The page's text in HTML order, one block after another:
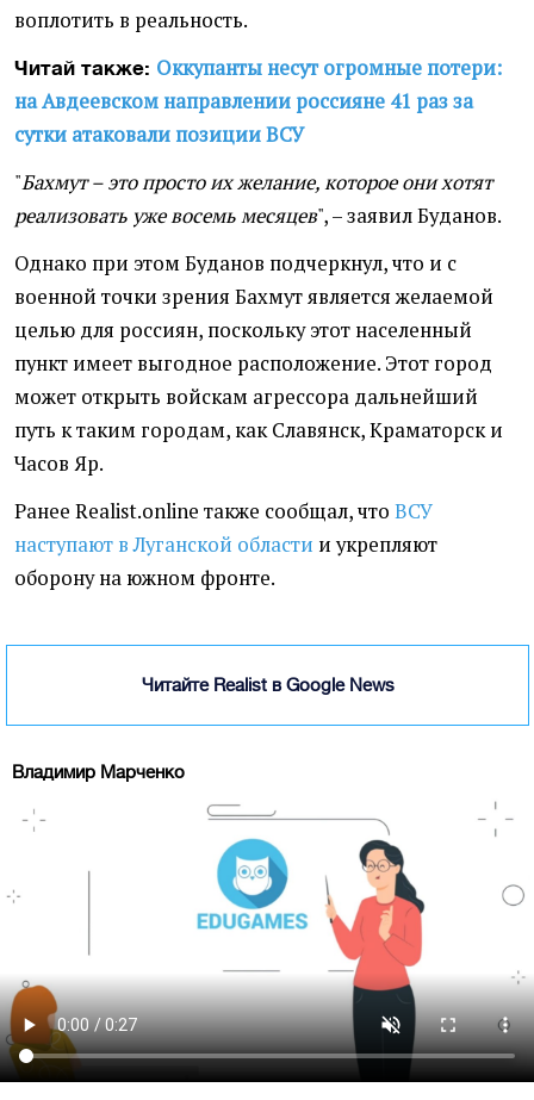
воплотить в реальность.
Читай также: Оккупанты несут огромные потери:
на Авдеевском направлении россияне 41 раз за
сутки атаковали позиции ВСУ
"Бахмут – это просто их желание, которое они хотят
реализовать уже восемь месяцев", – заявил Буданов.
Однако при этом Буданов подчеркнул, что и с
военной точки зрения Бахмут является желаемой
целью для россиян, поскольку этот населенный
пункт имеет выгодное расположение. Этот город
может открыть войскам агрессора дальнейший
путь к таким городам, как Славянск, Краматорск и
Часов Яр.
Ранее Realist.online также сообщал, что ВСУ
наступают в Луганской области и укрепляют
оборону на южном фронте.
Читайте Realist в Google News
Владимир Марченко